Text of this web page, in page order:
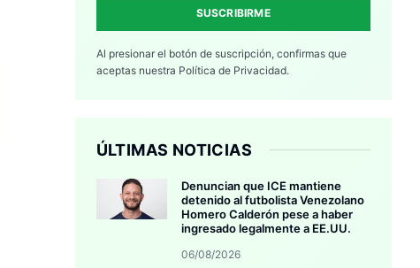
SUSCRIBIRME
Al presionar el botón de suscripción, confirmas que
aceptas nuestra Política de Privacidad.
ÚLTIMAS NOTICIAS
Denuncian que ICE mantiene
detenido al futbolista Venezolano
Homero Calderón pese a haber
ingresado legalmente a EE.UU.
06/08/2026